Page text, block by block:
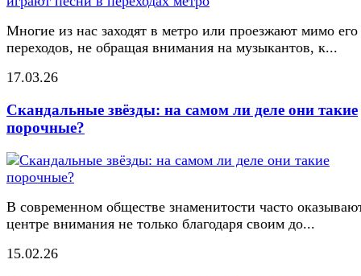
Многие из нас заходят в метро или проезжают мимо его
переходов, не обращая внимания на музыкантов, к...
17.03.26
Скандальные звёзды: на самом ли деле они такие
порочные?
В современном обществе знаменитости часто
центре внимания не только благодаря своим до...
15.02.26